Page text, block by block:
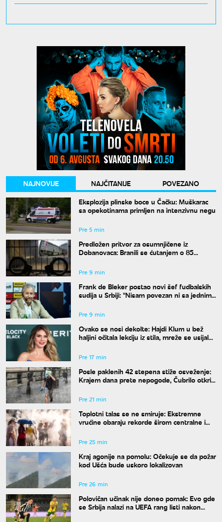
NAJNOVIJE NAJČITANIJE
POVEZANO
Eksplozija plinske boce u Čačku: Muškarac
sa opekotinama primljen na intenzivnu negu
Pre 5 min
Predložen pritvor za osumnjičene iz
Dobanovaca: Branili se ćutanjem o 85
Pre 9 min
Frank de Bleker postao novi šef fudbalskih
sudija u Srbiji: "Nisam povezan ni sa jednim
Pre 9 min
Ovako se nosi dekolte: Hajdi Klum u bež
haljini očitala lekciju iz stila, mreže se usijale
Pre 17 min
Posle paklenih 42 stepena stiže osveženje:
Krajem dana prete nepogode, Čubrilo otkrio
Pre 21 min
Toplotni talas se ne smiruje: Ekstremne
vrućine obaraju rekorde širom centralne i
Pre 25 min
Kraj agonije na pomolu: Očekuje se da požar
kod Ušća bude uskoro lokalizovan
Pre 26 min
Polovičan učinak nije doneo pomak: Evo gde
se Srbija nalazi na UEFA rang listi nakon